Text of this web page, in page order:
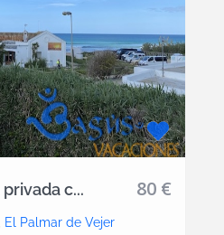
80 €
c...
El Palmar de Vejer